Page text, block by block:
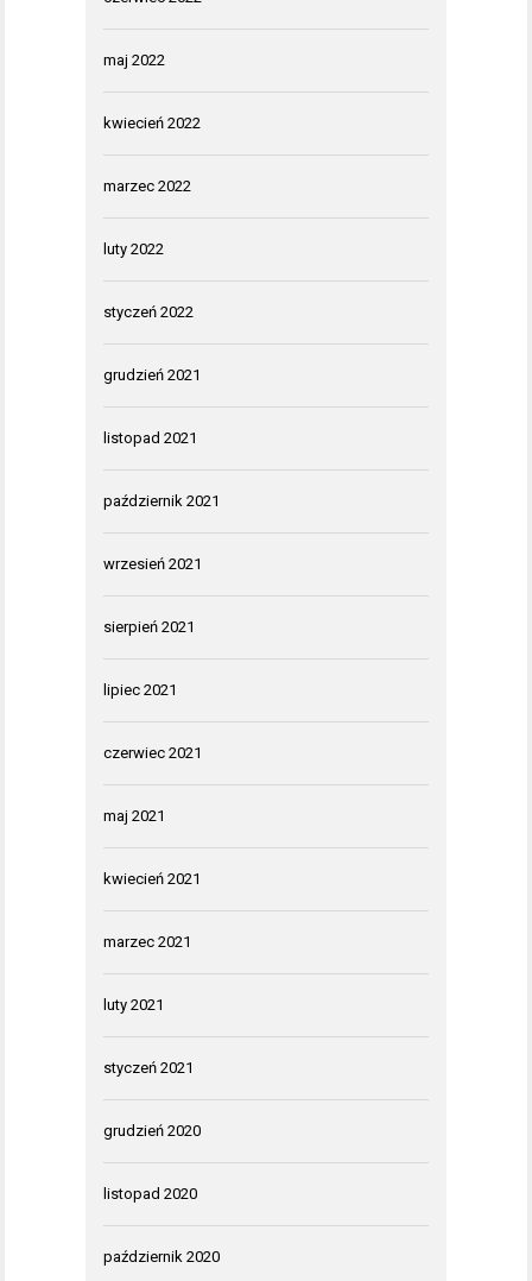
maj 2022
kwiecień 2022
marzec 2022
luty 2022
styczeń 2022
grudzień 2021
listopad 2021
październik 2021
wrzesień 2021
sierpień 2021
lipiec 2021
czerwiec 2021
maj 2021
kwiecień 2021
marzec 2021
luty 2021
styczeń 2021
grudzień 2020
listopad 2020
październik 2020